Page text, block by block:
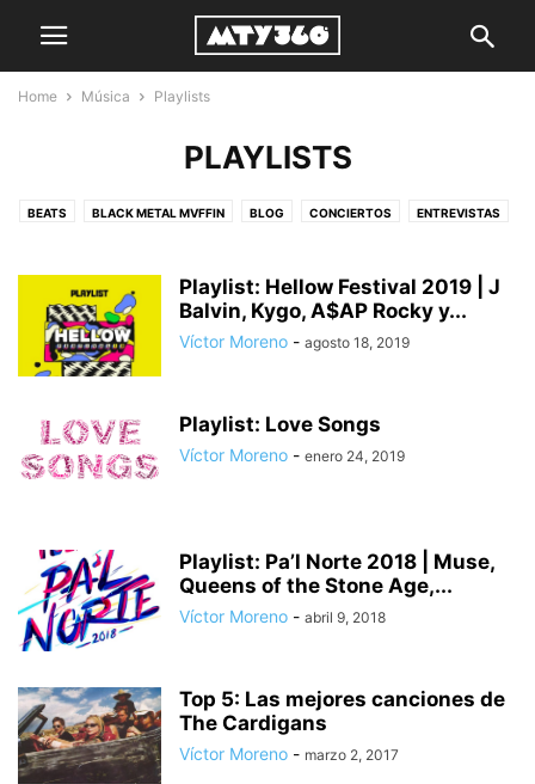
Home Música Playlists
PLAYLISTS
BEATS BLACK METAL MVFFIN BLOG CONCIERTOS ENTREVISTAS
Playlist: Hellow Festival 2019 | J
Balvin, Kygo, A$AP Rocky y...
Víctor Moreno - agosto 18, 2019
Playlist: Love Songs
Víctor Moreno - enero 24, 2019
Playlist: Pa’l Norte 2018 | Muse,
Queens of the Stone Age,...
Víctor Moreno - abril 9, 2018
Top 5: Las mejores canciones de
The Cardigans
Víctor Moreno - marzo 2, 2017